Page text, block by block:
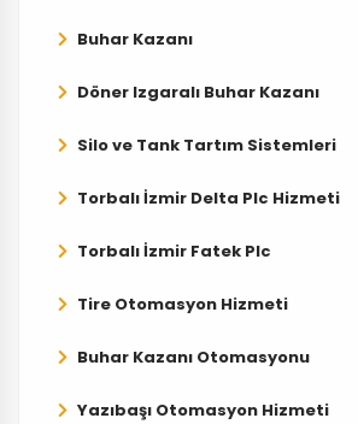
Buhar Kazanı
Döner Izgaralı Buhar Kazanı
Silo ve Tank Tartım Sistemleri
Torbalı İzmir Delta Plc Hizmeti
Torbalı İzmir Fatek Plc
Tire Otomasyon Hizmeti
Buhar Kazanı Otomasyonu
Yazıbaşı Otomasyon Hizmeti